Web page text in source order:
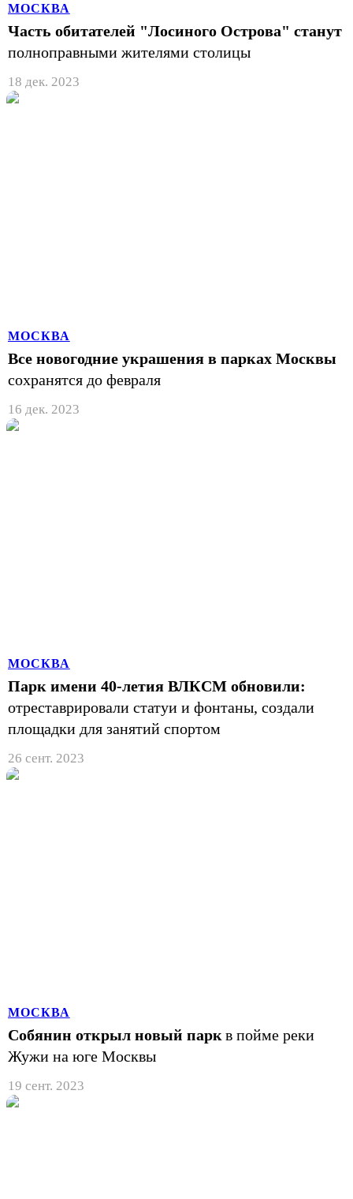
МОСКВА
Часть обитателей "Лосиного Острова" станут
полноправными жителями столицы
18 дек. 2023
МОСКВА
Все новогодние украшения в парках Москвы
сохранятся до февраля
16 дек. 2023
МОСКВА
Парк имени 40-летия ВЛКСМ обновили:
отреставрировали статуи и фонтаны, создали
площадки для занятий спортом
26 сент. 2023
МОСКВА
Собянин открыл новый парк в пойме реки
Жужи на юге Москвы
19 сент. 2023